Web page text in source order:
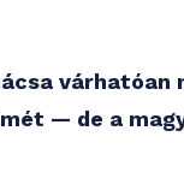
várhatóan
— de a